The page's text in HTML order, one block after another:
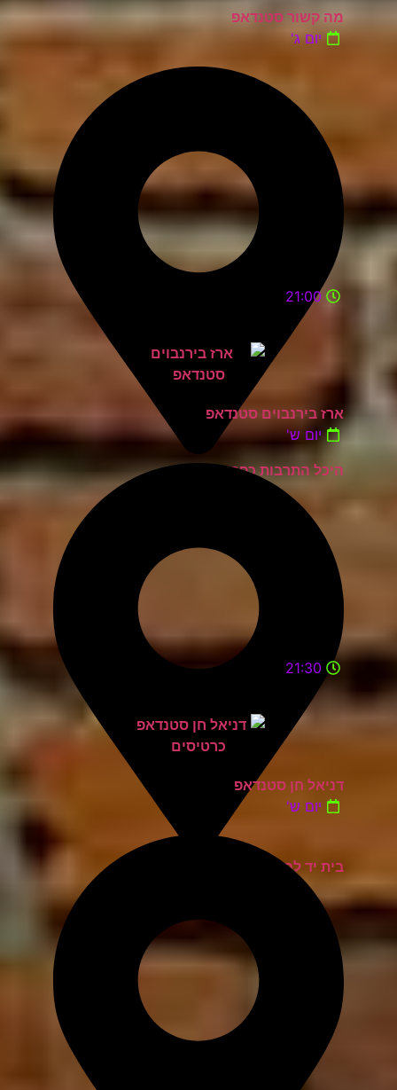
מה קשור סטנדאפ
יום ג'
היכל התרבות כפר סבא
21:00
ארז בירנבוים סטנדאפ
יום ש'
בית יד לבנים אשדוד
21:30
דניאל חן סטנדאפ
יום ש'